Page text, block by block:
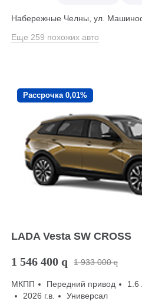
Набережные Челны, ул.
Еще 259 похожих авто
Рассрочка 0,01%
LADA Vesta SW CROSS
1 546 400 q 1 933 000 q
МКПП Передний привод 1.6
2026 г.в.
Универсал